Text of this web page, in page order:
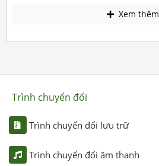
Xem thêm
Trình chuyển đổi
Trình chuyển đổi lưu trữ
Trình chuyển đổi âm thanh